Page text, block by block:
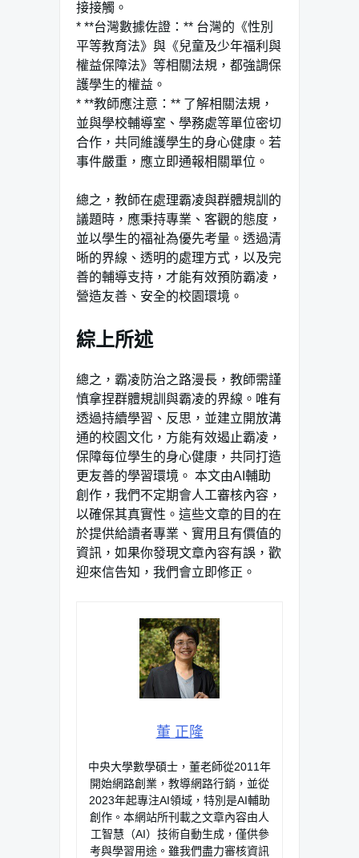
接接觸。
* **台灣數據佐證：** 台灣的《性別
平等教育法》與《兒童及少年福利與
權益保障法》等相關法規，都強調保
護學生的權益。
* **教師應注意：** 了解相關法規，
並與學校輔導室、學務處等單位密切
合作，共同維護學生的身心健康。若
事件嚴重，應立即通報相關單位。
總之，教師在處理霸凌與群體規訓的
議題時，應秉持專業、客觀的態度，
並以學生的福祉為優先考量。透過清
晰的界線、透明的處理方式，以及完
善的輔導支持，才能有效預防霸凌，
營造友善、安全的校園環境。
綜上所述
總之，霸凌防治之路漫長，教師需謹
慎拿捏群體規訓與霸凌的界線。唯有
透過持續學習、反思，並建立開放溝
通的校園文化，方能有效遏止霸凌，
保障每位學生的身心健康，共同打造
更友善的學習環境。 本文由AI輔助
創作，我們不定期會人工審核內容，
以確保其真實性。這些文章的目的在
於提供給讀者專業、實用且有價值的
資訊，如果你發現文章內容有誤，歡
迎來信告知，我們會立即修正。
董 正隆
中央大學數學碩士，董老師從2011年
開始網路創業，教導網路行銷，並從
2023年起專注AI領域，特別是AI輔助
創作。本網站所刊載之文章內容由人
工智慧（AI）技術自動生成，僅供參
考與學習用途。雖我們盡力審核資訊